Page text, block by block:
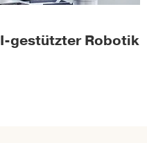
gestützter Robotik